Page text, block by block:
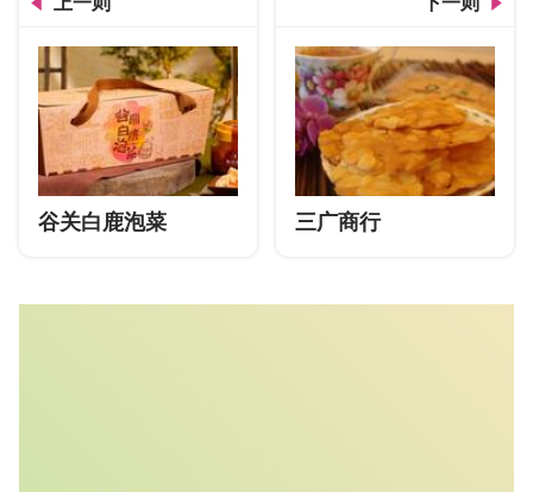
谷关白鹿泡菜 三广商行